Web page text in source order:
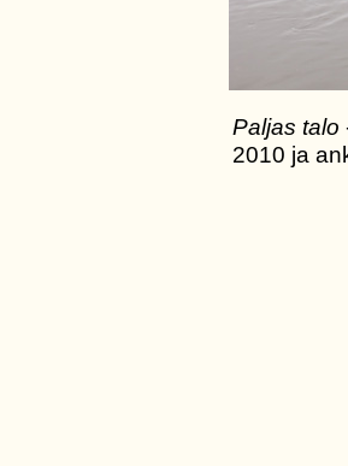
Paljas talo
2010 ja